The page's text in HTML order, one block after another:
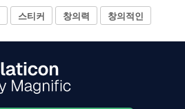
스티커 창의력 창의적인